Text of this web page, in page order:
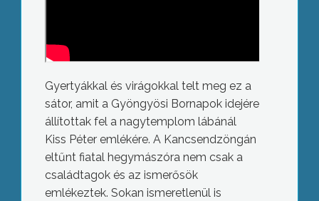
Gyertyákkal és virágokkal telt meg ez a
sátor, amit a Gyöngyösi Bornapok idejére
állítottak fel a nagytemplom lábánál
Kiss Péter emlékére. A Kancsendzöngán
eltűnt fiatal hegymászóra nem csak a
családtagok és az ismerősök
emlékeztek. Sokan ismeretlenül is